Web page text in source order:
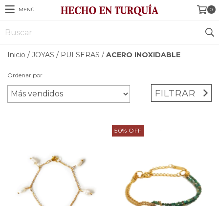
MENÚ 0
Inicio / JOYAS / PULSERAS / ACERO INOXIDABLE
Ordenar por
FILTRAR
50% OFF